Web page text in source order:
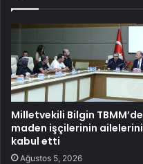
Milletvekili Bilgin TBMM’de
maden işçilerinin ailelerini
kabul etti
Ağustos 5, 2026